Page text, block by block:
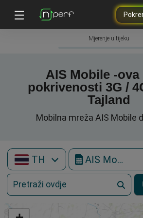
Mjerenje u tijeku
AIS Mobile -ova
pokrivenosti 3G /
Tajland
Mobilna mreža AIS Mobile
TH AIS Mobile